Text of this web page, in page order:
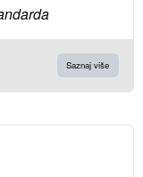
Saznaj više